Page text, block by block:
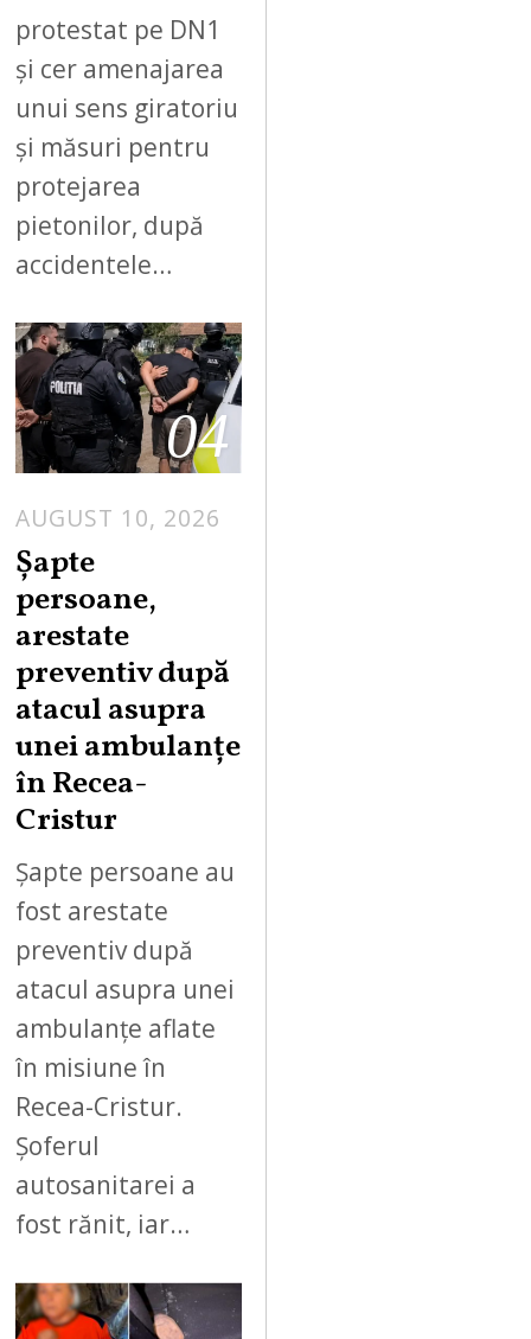
protestat pe DN1
și cer amenajarea
unui sens giratoriu
și măsuri pentru
protejarea
pietonilor, după
accidentele…
04
AUGUST 10, 2026
Șapte
persoane,
arestate
preventiv după
atacul asupra
unei ambulanțe
în Recea-
Cristur
Șapte persoane au
fost arestate
preventiv după
atacul asupra unei
ambulanțe aflate
în misiune în
Recea-Cristur.
Șoferul
autosanitarei a
fost rănit, iar…